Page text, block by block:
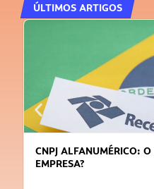
ÚLTIMOS ARTIGOS
CNPJ ALFANUMÉRICO:
EMPRESA?